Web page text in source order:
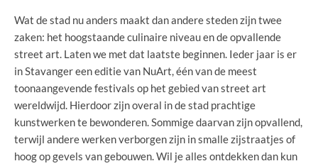
Wat de stad nu anders maakt dan andere steden zijn twee
zaken: het hoogstaande culinaire niveau en de opvallende
street art. Laten we met dat laatste beginnen. Ieder jaar is er
in Stavanger een editie van NuArt, één van de meest
toonaangevende festivals op het gebied van street art
wereldwijd. Hierdoor zijn overal in de stad prachtige
kunstwerken te bewonderen. Sommige daarvan zijn opvallend,
terwijl andere werken verborgen zijn in smalle zijstraatjes of
hoog op gevels van gebouwen. Wil je alles ontdekken dan kun